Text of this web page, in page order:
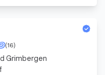
(16)
Grimbergen